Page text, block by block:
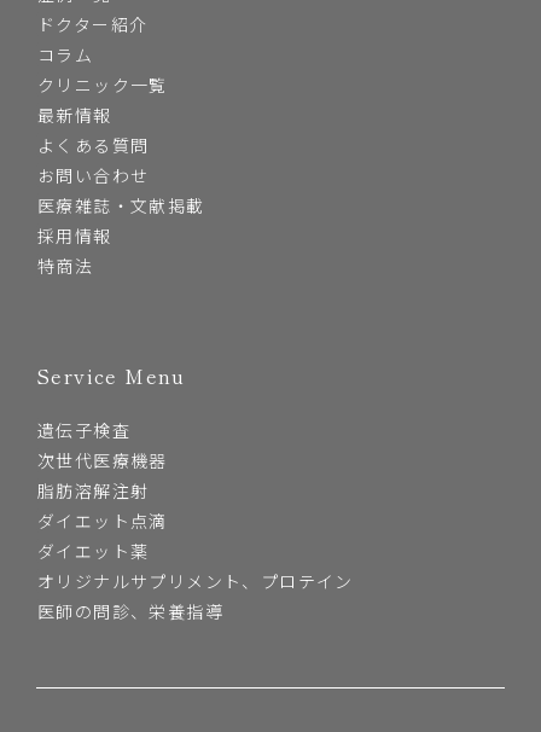
ドクター紹介
コラム
クリニック一覧
最新情報
よくある質問
お問い合わせ
医療雑誌・文献掲載
採用情報
特商法
Service Menu
遺伝子検査
次世代医療機器
脂肪溶解注射
ダイエット点滴
ダイエット薬
オリジナルサプリメント、プロテイン
医師の問診、栄養指導